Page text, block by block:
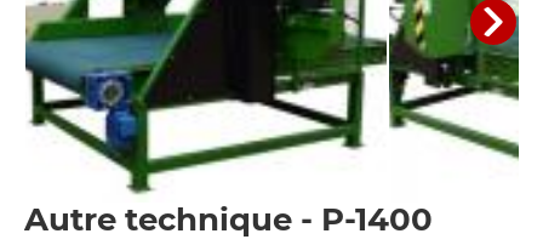
Autre technique - P-1400